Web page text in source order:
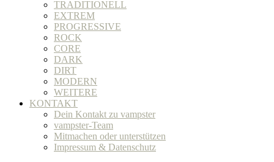
TRADITIONELL
EXTREM
PROGRESSIVE
ROCK
CORE
DARK
DIRT
MODERN
WEITERE
KONTAKT
Dein Kontakt zu vampster
vampster-Team
Mitmachen oder unterstützen
Impressum & Datenschutz